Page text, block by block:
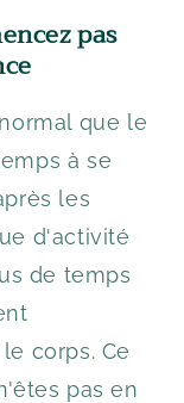
pas
que le
à se
les
d'activité
de temps
corps. Ce
pas en